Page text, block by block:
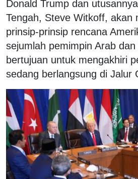
Donald Trump dan
Tengah, Steve Witkoff, akan
prinsip-prinsip rencana
sejumlah pemimpin Arab
bertujuan untuk mengakhiri
sedang berlangsung di Jalur